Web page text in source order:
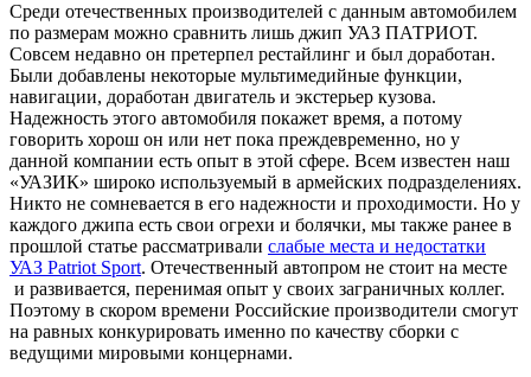
Среди отечественных производителей с данным автомобилем
по размерам можно сравнить лишь джип УАЗ ПАТРИОТ.
Совсем недавно он претерпел рестайлинг и был доработан.
Были добавлены некоторые мультимедийные функции,
навигации, доработан двигатель и экстерьер кузова.
Надежность этого автомобиля покажет время, а потому
говорить хорош он или нет пока преждевременно, но у
данной компании есть опыт в этой сфере. Всем известен наш
«УАЗИК» широко используемый в армейских подразделениях.
Никто не сомневается в его надежности и проходимости. Но у
каждого джипа есть свои огрехи и болячки, мы также ранее в
прошлой статье рассматривали слабые места и недостатки
УАЗ Patriot Sport. Отечественный автопром не стоит на месте
и развивается, перенимая опыт у своих заграничных коллег.
Поэтому в скором времени Российские производители смогут
на равных конкурировать именно по качеству сборки с
ведущими мировыми концернами.